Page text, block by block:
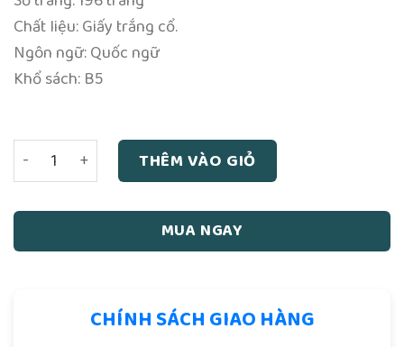
Chất liệu: Giấy trắng cổ.
Ngôn ngữ: Quốc ngữ
Khổ sách: B5
Ngày tốt toàn thư số lượng
THÊM VÀO GIỎ
MUA NGAY
CHÍNH SÁCH GIAO HÀNG